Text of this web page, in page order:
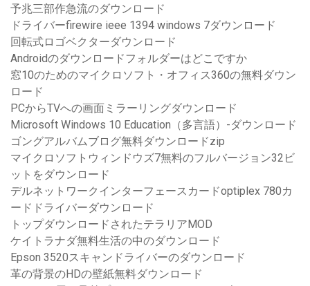
予兆三部作急流のダウンロード
ドライバーfirewire ieee 1394 windows 7ダウンロード
回転式ロゴベクターダウンロード
Androidのダウンロードフォルダーはどこですか
窓10のためのマイクロソフト・オフィス360の無料ダウン
ロード
PCからTVへの画面ミラーリングダウンロード
Microsoft Windows 10 Education（多言語）-ダウンロード
ゴングアルバムブログ無料ダウンロードzip
マイクロソフトウィンドウズ7無料のフルバージョン32ビ
ットをダウンロード
デルネットワークインターフェースカードoptiplex 780カ
ードドライバーダウンロード
トップダウンロードされたテラリアMOD
ケイトラナダ無料生活の中のダウンロード
Epson 3520スキャンドライバーのダウンロード
革の背景のHDの壁紙無料ダウンロード